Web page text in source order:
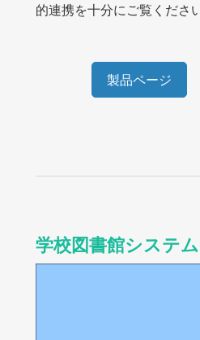
的連携を十分にご覧ください
製品ページ
学校図書館システム